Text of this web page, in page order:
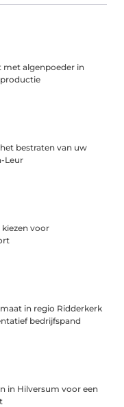
met algenpoeder in
bestraten van uw
Leur
voor
in regio Ridderkerk
bedrijfspand
in Hilversum voor een